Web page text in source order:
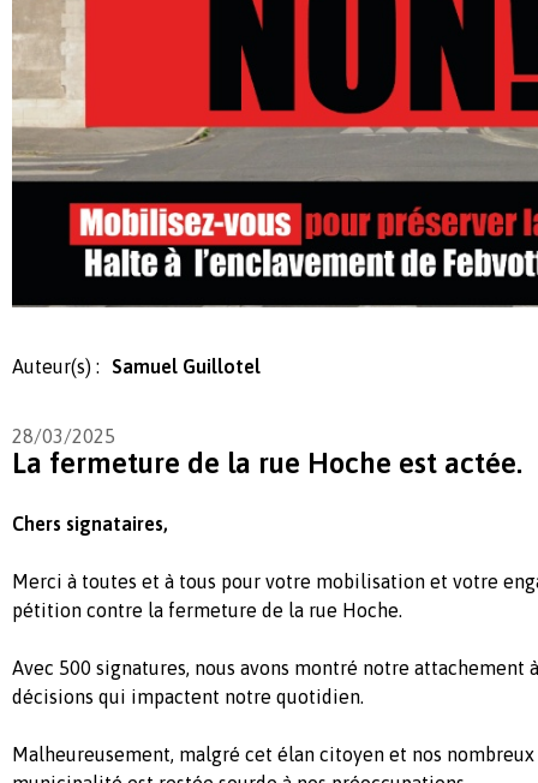
Auteur(s) : Samuel Guillotel
28/03/2025
La fermeture de la rue Hoche est actée.
Chers signataires,
Merci à toutes et à tous pour votre mobilisation et votre
pétition contre la fermeture de la rue Hoche.
Avec 500 signatures, nous avons montré notre attachement
décisions qui impactent notre quotidien.
Malheureusement, malgré cet élan citoyen et nos